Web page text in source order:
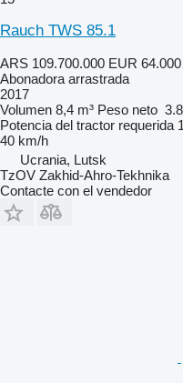
Rauch TWS 85.1
ARS 109.700.000 EUR 64.000
Abonadora arrastrada
2017
Volumen 8,4 m³ Peso neto
Potencia del tractor requerida
40 km/h
Ucrania, Lutsk
TzOV Zakhid-Ahro-Tekhnika
Contacte con el vendedor